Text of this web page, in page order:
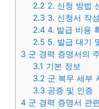
2.2 2. 신청 방법
2.3 3. 신청서 작
2.4 4. 발급 비용
2.5 5. 발급 대기
3 군 경력 증명서의
3.1 기본 정보
3.2 군 복무 세부
3.3 공증 및 인증
4 군 경력 증명서 관